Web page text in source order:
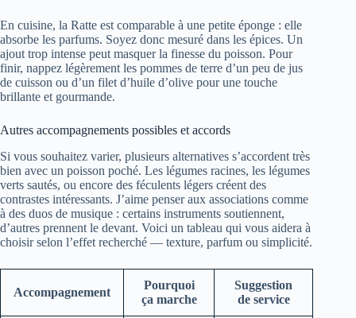
En cuisine, la Ratte est comparable à une petite éponge : elle
absorbe les parfums. Soyez donc mesuré dans les épices. Un
ajout trop intense peut masquer la finesse du poisson. Pour
finir, nappez légèrement les pommes de terre d’un peu de jus
de cuisson ou d’un filet d’huile d’olive pour une touche
brillante et gourmande.
Autres accompagnements possibles et accords
Si vous souhaitez varier, plusieurs alternatives s’accordent très
bien avec un poisson poché. Les légumes racines, les légumes
verts sautés, ou encore des féculents légers créent des
contrastes intéressants. J’aime penser aux associations comme
à des duos de musique : certains instruments soutiennent,
d’autres prennent le devant. Voici un tableau qui vous aidera à
choisir selon l’effet recherché — texture, parfum ou simplicité.
Accompagnement
Pourquoi
ça marche
Suggestion
de service